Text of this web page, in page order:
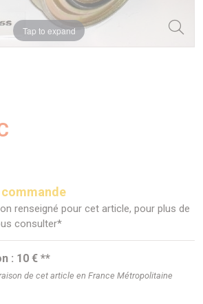
Tap to expand
renseigné pour cet article, pour plus de
consulter*
: 10 € **
de cet article en France Métropolitaine